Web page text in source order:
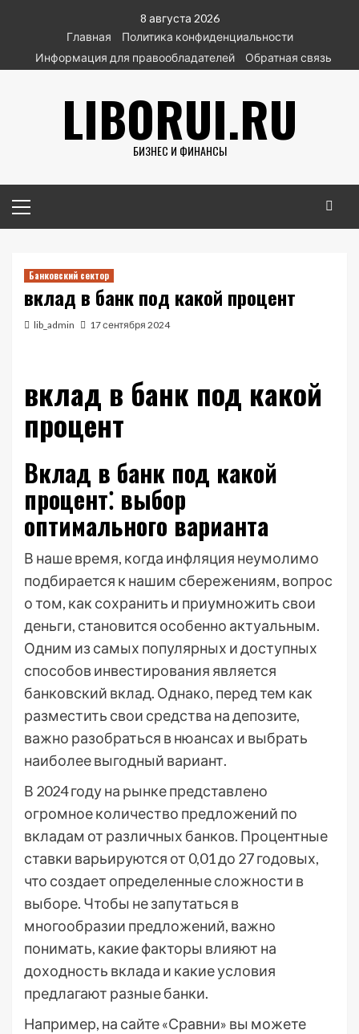
содержимому
8 августа 2026
Главная
Политика конфиденциальности
Информация для правообладателей
Обратная связь
LIBORUI.RU
БИЗНЕС И ФИНАНСЫ
меню
Банковский сектор
вклад в банк под какой процент
lib_admin 17 сентября 2024
вклад в банк под какой
процент
Вклад в банк под какой
процент⁚ выбор
оптимального варианта
В наше время, когда инфляция неумолимо
подбирается к нашим сбережениям, вопрос
о том, как сохранить и приумножить свои
деньги, становится особенно актуальным.
Одним из самых популярных и доступных
способов инвестирования является
банковский вклад. Однако, перед тем как
разместить свои средства на депозите,
важно разобраться в нюансах и выбрать
наиболее выгодный вариант.
В 2024 году на рынке представлено
огромное количество предложений по
вкладам от различных банков. Процентные
ставки варьируются от 0,01 до 27 годовых,
что создает определенные сложности в
выборе. Чтобы не запутаться в
многообразии предложений, важно
понимать, какие факторы влияют на
доходность вклада и какие условия
предлагают разные банки.
Например, на сайте «Сравни» вы можете